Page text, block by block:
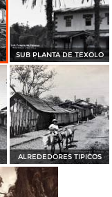
SUB PLANTA DE TEXOLO
ALREDEDORES TIPICOS